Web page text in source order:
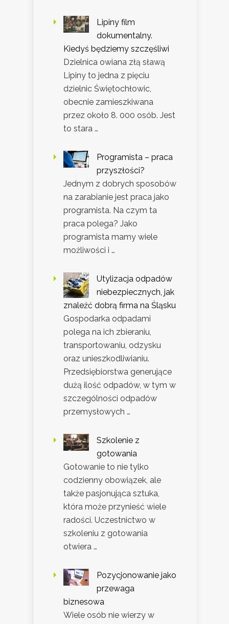
Lipiny film
dokumentalny.
Kiedyś będziemy szczęśliwi
Dzielnica owiana złą sławą
Lipiny to jedna z pięciu
dzielnic Świętochłowic,
obecnie zamieszkiwana
przez około 8. 000 osób. Jest
to stara …
Programista – praca
przyszłości?
Jednym z dobrych sposobów
na zarabianie jest praca jako
programista. Na czym ta
praca polega? Jako
programista mamy wiele
możliwości i …
Utylizacja odpadów
niebezpiecznych, jak
znaleźć dobrą firma na Śląsku
Gospodarka odpadami
polega na ich zbieraniu,
transportowaniu, odzysku
oraz unieszkodliwianiu.
Przedsiębiorstwa generujące
dużą ilość odpadów, w tym w
szczególności odpadów
przemysłowych …
Szkolenie z
gotowania
Gotowanie to nie tylko
codzienny obowiązek, ale
także pasjonująca sztuka,
która może przynieść wiele
radości. Uczestnictwo w
szkoleniu z gotowania
otwiera …
Pozycjonowanie jako
przewaga
biznesowa
Wiele osób nie wierzy w